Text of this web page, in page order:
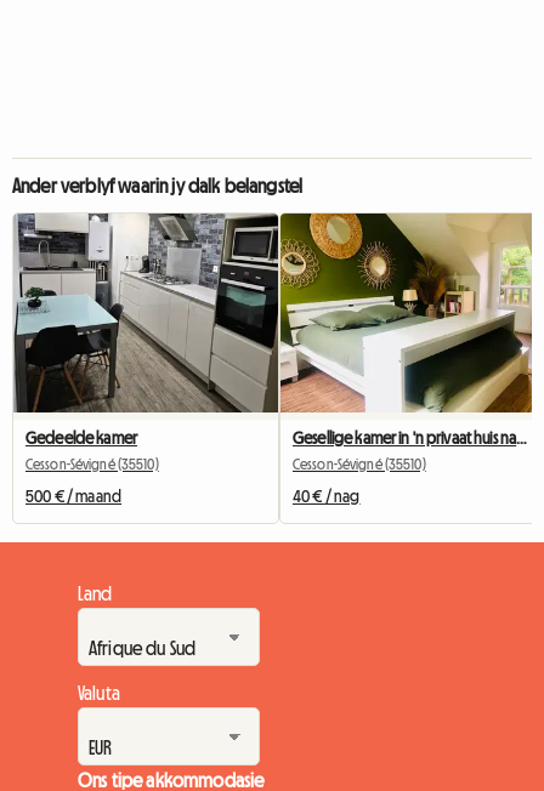
Ander verblyf waarin jy dalk belangstel
Gedeelde kamer
Cesson-Sévigné (35510)
500 € / maand
Cesson-Sévigné (35510)
40 € / nag
Land
Valuta
Ons tipe akkommodasie